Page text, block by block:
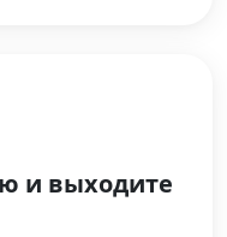
и выходите